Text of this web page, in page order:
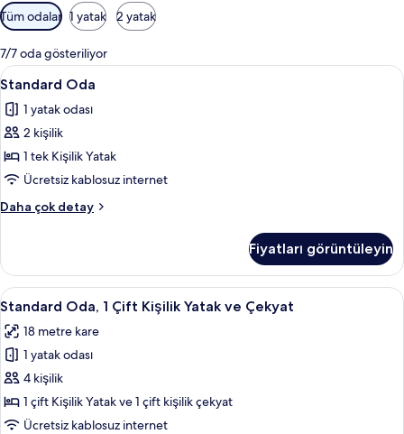
Odalar
için
mevcut
filtreler
Tüm odalar 1 yatak 2 yatak
7/7 oda gösteriliyor
Standard
Oda
için
tüm
fotoğrafları
görün
Masa, güneşlik/perde, ütü/ütü
5
Standard Oda
1 yatak odası
2 kişilik
1 tek Kişilik Yatak
Ücretsiz kablosuz internet
Daha çok detay
Standard
fazla
detay
Fiyatları görüntüleyin
Standard
Oda,
1
Çift
Kişilik
Yatak
ve
Standard Oda, 1 Çift Kişilik Yatak ve
4
Standard Oda, 1 Çift Kişilik Yatak ve Çekyat
18 metre kare
1 yatak odası
4 kişilik
1 çift Kişilik Yatak ve 1 çift kişilik çekyat
Ücretsiz kablosuz internet